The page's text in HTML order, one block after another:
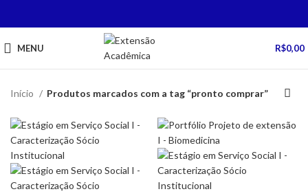
MENU R$0,00
Início Produtos marcados com a tag “pronto comprar”